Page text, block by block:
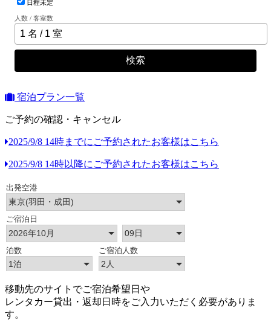
日程未定
人数 / 客室数
検索
宿泊プラン一覧
ご予約の確認・キャンセル
2025/9/8 14時までにご予約されたお客様はこちら
2025/9/8 14時以降にご予約されたお客様はこちら
移動先のサイトでご宿泊希望日や
レンタカー貸出・返却日時をご入力いただく必要がありま
す。